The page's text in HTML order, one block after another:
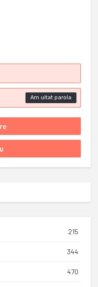
Am uitat parola
215
344
470